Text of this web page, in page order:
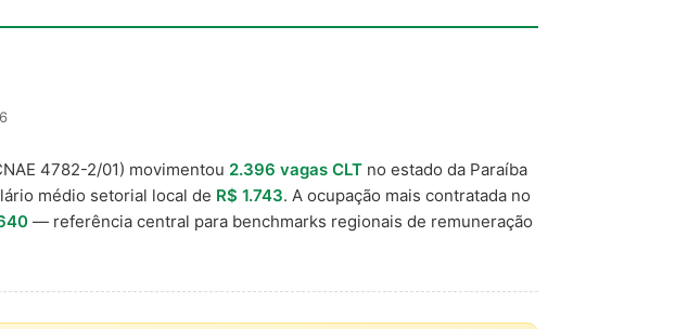
4782-2/01) movimentou 2.396 vagas CLT no estado da Paraíba
médio setorial local de R$ 1.743. A ocupação mais contratada no
— referência central para benchmarks regionais de remuneração